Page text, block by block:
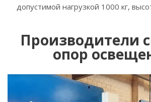
допустимой нагрузкой 1000 кг,
Производители
опор